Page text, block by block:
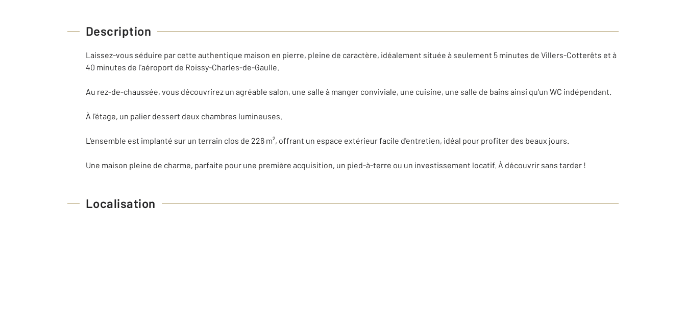
Description
Laissez-vous séduire par cette authentique maison en pierre, pleine de caractère, idéalement située à seulement 5 minutes de Villers-Cotterêts et à
40 minutes de l'aéroport de Roissy-Charles-de-Gaulle.
Au rez-de-chaussée, vous découvrirez un agréable salon, une salle à manger conviviale, une cuisine, une salle de bains ainsi qu'un WC indépendant.
À l'étage, un palier dessert deux chambres lumineuses.
L'ensemble est implanté sur un terrain clos de 226 m², offrant un espace extérieur facile d'entretien, idéal pour profiter des beaux jours.
Une maison pleine de charme, parfaite pour une première acquisition, un pied-à-terre ou un investissement locatif. À découvrir sans tarder !
Localisation